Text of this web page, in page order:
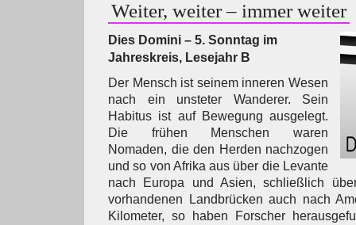
Weiter, weiter – immer weiter
Dies Domini – 5. Sonntag im
Jahreskreis, Lesejahr B
Der Mensch ist seinem inneren Wesen
nach ein unsteter Wanderer. Sein
Habitus ist auf Bewegung ausgelegt.
Die frühen Menschen waren
Nomaden, die den Herden nachzogen
und so von Afrika aus über die Levante
nach Europa und Asien, schließlich
vorhandenen Landbrücken auch nach
Kilometer, so haben Forscher